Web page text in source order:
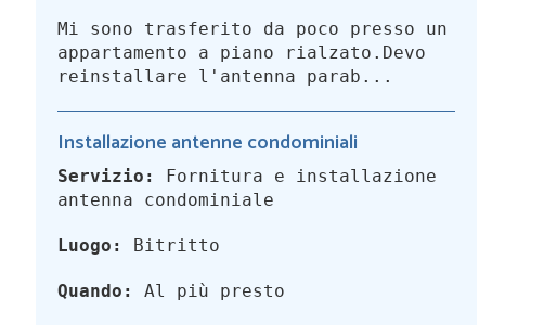
Mi sono trasferito da poco presso un
appartamento a piano rialzato.Devo
reinstallare l'antenna parab...
Installazione antenne condominiali
Servizio:
Fornitura e installazione
antenna condominiale
Luogo: Bitritto
Quando: Al più presto